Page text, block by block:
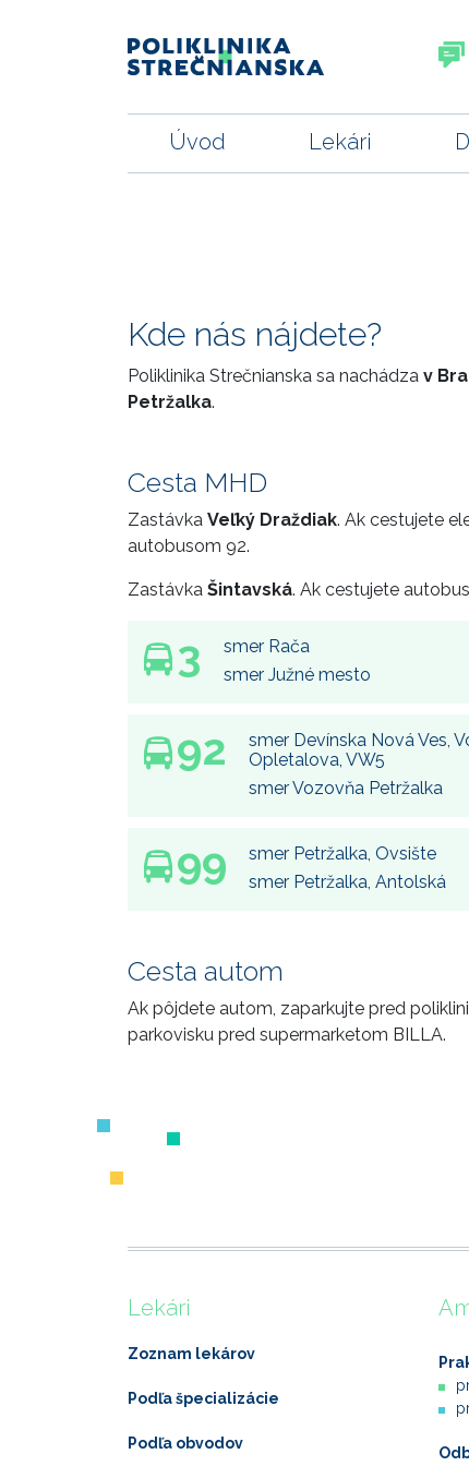
Úvod Lekári
Kde nás nájdete?
Poliklinika Strečnianska sa nachádza v
Petržalka.
Cesta MHD
Zastávka Veľký Draždiak. Ak cestujete
autobusom 92.
Zastávka Šintavská. Ak cestujete
3
smer Rača
smer Južné mesto
92
smer Devínska Nová Ves,
Opletalova, VW5
smer Vozovňa Petržalka
99
smer Petržalka, Ovsište
smer Petržalka, Antolská
Cesta autom
Ak pôjdete autom, zaparkujte pred
parkovisku pred supermarketom BILLA.
Lekári
Zoznam lekárov
Podľa špecializácie
Podľa obvodov